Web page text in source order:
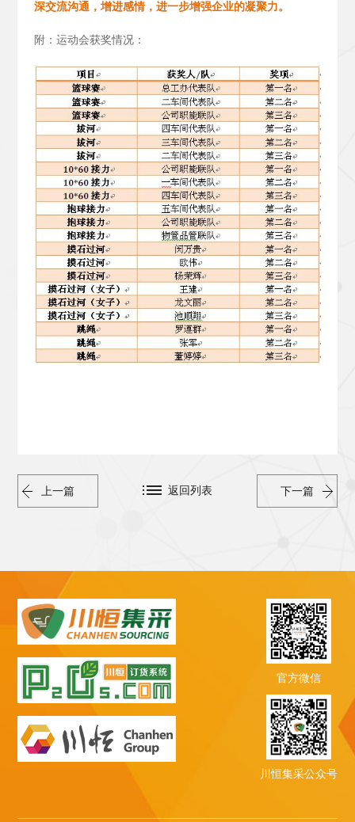
深交流沟通，增进感情，进一步增强企业的凝聚力。
附：运动会获奖情况：
上一篇 下一篇
返回列表
官方微信
川恒集采公众号